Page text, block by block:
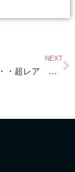
NEXT
またまた・・超レア 京都南禅寺近隣 売り物件 情報 ありがとうございました！ これは お探しの方は 逃したら二度と手に入らないような物件です！